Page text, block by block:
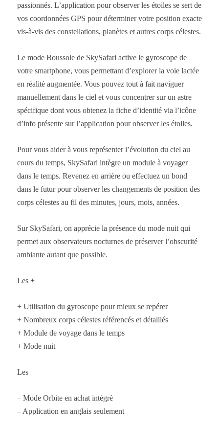
passionnés. L’application pour observer les étoiles se sert de
vos coordonnées GPS pour déterminer votre position exacte
vis-à-vis des constellations, planètes et autres corps célestes.
Le mode Boussole de SkySafari active le gyroscope de
votre smartphone, vous permettant d’explorer la voie lactée
en réalité augmentée. Vous pouvez tout à fait naviguer
manuellement dans le ciel et vous concentrer sur un astre
spécifique dont vous obtenez la fiche d’identité via l’icône
d’info présente sur l’application pour observer les étoiles.
Pour vous aider à vous représenter l’évolution du ciel au
cours du temps, SkySafari intègre un module à voyager
dans le temps. Revenez en arrière ou effectuez un bond
dans le futur pour observer les changements de position des
corps célestes au fil des minutes, jours, mois, années.
Sur SkySafari, on apprécie la présence du mode nuit qui
permet aux observateurs nocturnes de préserver l’obscurité
ambiante autant que possible.
Les +
+ Utilisation du gyroscope pour mieux se repérer
+ Nombreux corps célestes référencés et détaillés
+ Module de voyage dans le temps
+ Mode nuit
Les –
– Mode Orbite en achat intégré
– Application en anglais seulement